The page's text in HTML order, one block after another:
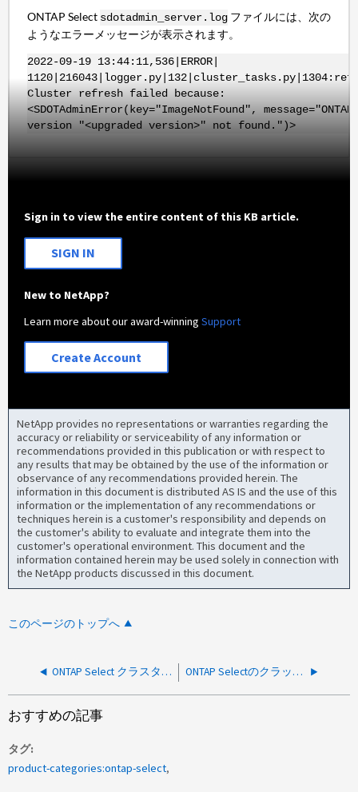
ONTAP Select sdotadmin_server.logファイルには、次の
ようなエラーメッセージが表示されます。
2022-09-19 13:44:11,536|ERROR|
Cluster refresh failed because:
<SDOTAdminError(key="ImageNotFound",
version "<upgraded version>" not found.")>
Sign in to view the entire content of this KB article.
SIGN IN
New to NetApp?
Learn more about our award-winningSupport
Create Account
NetApp provides no representations or warranties regarding the
accuracy or reliability or serviceability of any information or
recommendations provided in this publication or with respect to
any results that may be obtained by the use of the information or
observance of any recommendations provided herein. The
information in this document is distributed AS IS and the use of this
information or the implementation of any recommendations or
techniques herein is a customer's responsibility and depends on
the customer's ability to evaluate and integrate them into the
customer's operational environment. This document and the
information contained herein may be used solely in connection with
the NetApp products discussed in this document.
このページのトップへ
ONTAP Select クラスター更新がエラーで失敗しました：object is not subscriptable ONTAP SelectのクラッシュがWAFLの不整合とリカバリ不能なメタデータブロックで繰り返される
おすすめの記事
タグ
product-categories:ontap-select